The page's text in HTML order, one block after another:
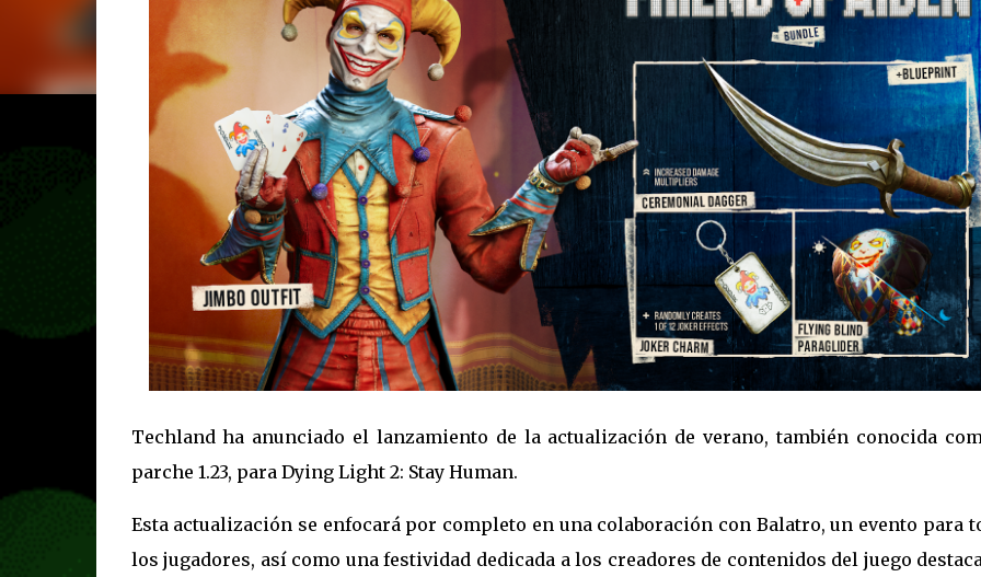
Techland ha anunciado el lanzamiento de la actualización de verano, también conocida
parche 1.23, para Dying Light 2: Stay Human.
Esta actualización se enfocará por completo en una colaboración con Balatro, un evento para
los jugadores, así como una festividad dedicada a los creadores de contenidos del juego